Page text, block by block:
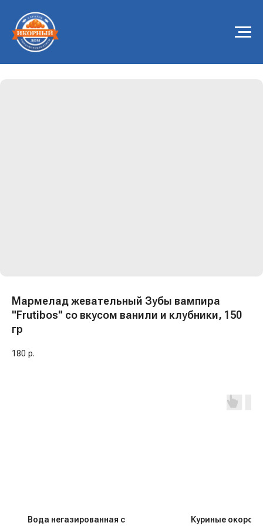
Мармелад жевательный Зубы вампира
"Frutibos" со вкусом ванили и клубники, 150
гр
180 р.
Вода негазированная с
Куриные